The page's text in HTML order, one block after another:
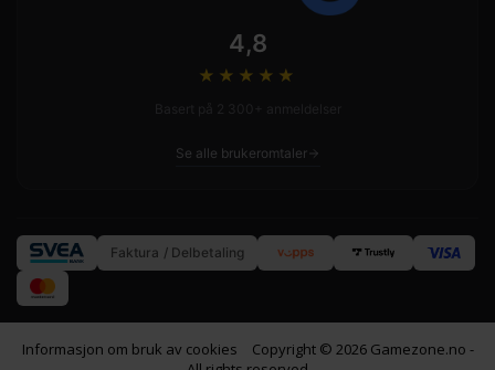
4,8
★★★★ ★
Se alle brukeromtaler
Faktura / Delbetaling
Informasjon om bruk av cookies
Copyright © 2026 Gamezone.no -